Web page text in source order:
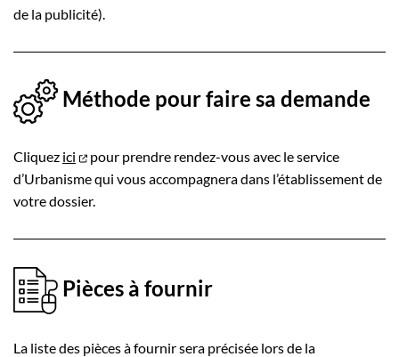
de la publicité).
Méthode pour faire sa demande
Cliquez ici
pour prendre rendez-vous avec le service
d’Urbanisme qui vous accompagnera dans l’établissement de
votre dossier.
Pièces à fournir
La liste des pièces à fournir sera précisée lors de la